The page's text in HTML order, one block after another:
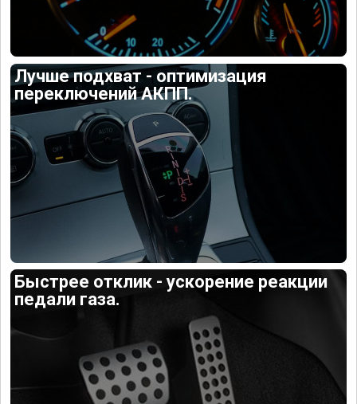
Лучше подхват - оптимизация
переключений АКПП.
Быстрее отклик - ускорение реакции
педали газа.